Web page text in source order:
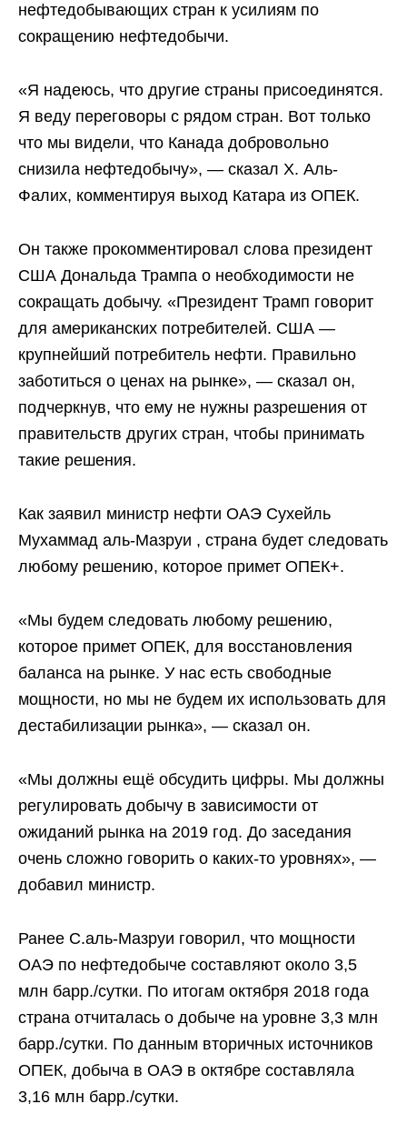
нефтедобывающих стран к усилиям по
сокращению нефтедобычи.
«Я надеюсь, что другие страны присоединятся.
Я веду переговоры с рядом стран. Вот только
что мы видели, что Канада добровольно
снизила нефтедобычу», — сказал Х. Аль-
Фалих, комментируя выход Катара из ОПЕК.
Он также прокомментировал слова президент
США Дональда Трампа о необходимости не
сокращать добычу. «Президент Трамп говорит
для американских потребителей. США —
крупнейший потребитель нефти. Правильно
заботиться о ценах на рынке», — сказал он,
подчеркнув, что ему не нужны разрешения от
правительств других стран, чтобы принимать
такие решения.
Как заявил министр нефти ОАЭ Сухейль
Мухаммад аль-Мазруи , страна будет следовать
любому решению, которое примет ОПЕК+.
«Мы будем следовать любому решению,
которое примет ОПЕК, для восстановления
баланса на рынке. У нас есть свободные
мощности, но мы не будем их использовать для
дестабилизации рынка», — сказал он.
«Мы должны ещё обсудить цифры. Мы должны
регулировать добычу в зависимости от
ожиданий рынка на 2019 год. До заседания
очень сложно говорить о каких-то уровнях», —
добавил министр.
Ранее С.аль-Мазруи говорил, что мощности
ОАЭ по нефтедобыче составляют около 3,5
млн барр./сутки. По итогам октября 2018 года
страна отчиталась о добыче на уровне 3,3 млн
барр./сутки. По данным вторичных источников
ОПЕК, добыча в ОАЭ в октябре составляла
3,16 млн барр./сутки.